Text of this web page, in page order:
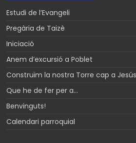
Estudi de l’Evangeli
Pregària de Taizè
Iniciació
Anem d’excursió a Poblet
Construïm la nostra Torre cap a Jesús
Que he de fer per a…
Benvinguts!
Calendari parroquial